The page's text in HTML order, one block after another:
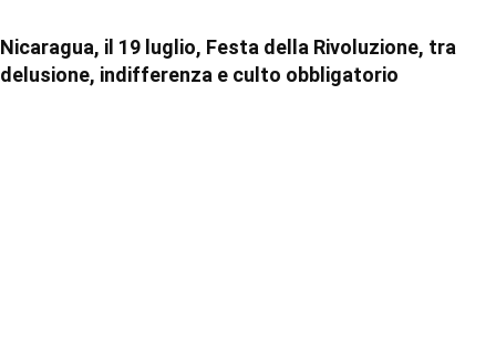
Nicaragua, il 19 luglio, Festa della Rivoluzione, tra
delusione, indifferenza e culto obbligatorio